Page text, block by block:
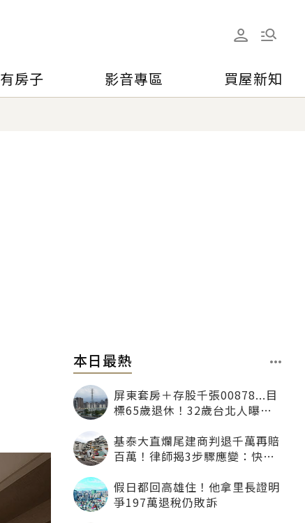
有房子 影音專區 買屋新知
本日最熱
屏東套房＋存股千張00878...目
標65歲退休！32歲台北人曝：
基泰大直爛尾建商判退千萬再賠
百萬！律師揭3步驟應變：快通
假日都回高雄住！他拿里長證明
爭197萬退稅仍敗訴